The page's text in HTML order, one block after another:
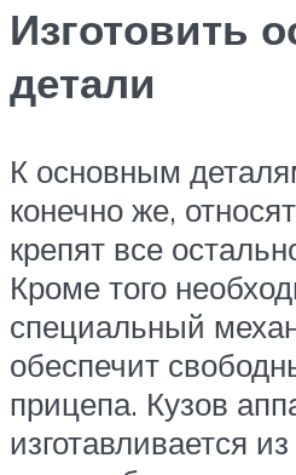
Изготовить
детали
К основным
конечно же,
крепят все
Кроме того
специальный
обеспечит
прицепа. Кузов
изготавливается